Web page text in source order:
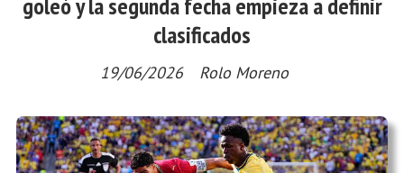
goleó y la segunda fecha empieza a definir
clasificados
Rolo Moreno
19/06/2026